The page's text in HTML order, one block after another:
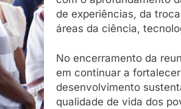
de experiências, da
áreas da ciência,
No encerramento da
em continuar a
desenvolvimento
qualidade de vida dos